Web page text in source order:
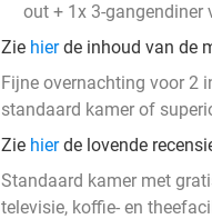
out + 1x 3-gangendiner
Zie hierde inhoud van de
Fijne overnachting voor 2
standaard kamer of
Zie hierde lovende
Standaard kamer met
televisie, koffie- en